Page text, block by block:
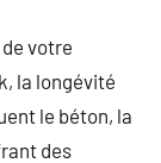
votre
la longévité
le béton, la
des